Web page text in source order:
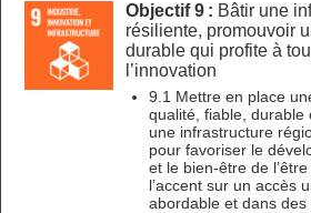
Objectif 9 : Bâtir une
résiliente, promouvoir
durable qui profite à
l’innovation
9.1 Mettre en place
qualité, fiable, durable
une infrastructure
pour favoriser le
et le bien-être de
l’accent sur un accès
abordable et dans des